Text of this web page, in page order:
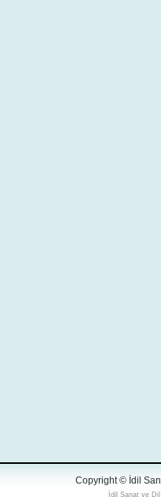
Copyright © İdil
İdil Sanat ve